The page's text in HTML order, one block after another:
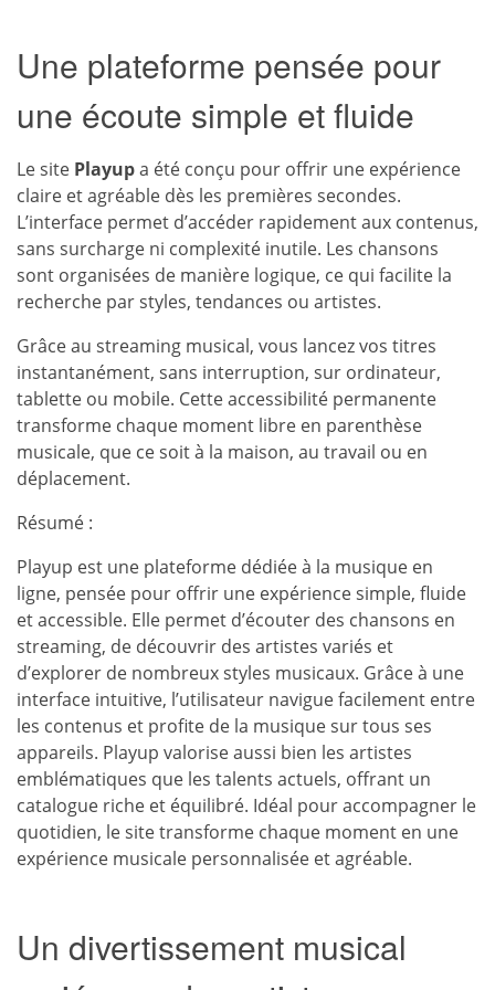
Une plateforme pensée pour
une écoute simple et fluide
Le site Playupa été conçu pour offrir une expérience
claire et agréable dès les premières secondes.
L’interface permet d’accéder rapidement aux contenus,
sans surcharge ni complexité inutile. Les chansons
sont organisées de manière logique, ce qui facilite la
recherche par styles, tendances ou artistes.
Grâce au streaming musical, vous lancez vos titres
instantanément, sans interruption, sur ordinateur,
tablette ou mobile. Cette accessibilité permanente
transforme chaque moment libre en parenthèse
musicale, que ce soit à la maison, au travail ou en
déplacement.
Résumé :
Playup est une plateforme dédiée à la musique en
ligne, pensée pour offrir une expérience simple, fluide
et accessible. Elle permet d’écouter des chansons en
streaming, de découvrir des artistes variés et
d’explorer de nombreux styles musicaux. Grâce à une
interface intuitive, l’utilisateur navigue facilement entre
les contenus et profite de la musique sur tous ses
appareils. Playup valorise aussi bien les artistes
emblématiques que les talents actuels, offrant un
catalogue riche et équilibré. Idéal pour accompagner le
quotidien, le site transforme chaque moment en une
expérience musicale personnalisée et agréable.
Un divertissement musical